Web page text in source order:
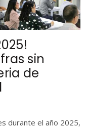
sin
de
durante el año 2025,